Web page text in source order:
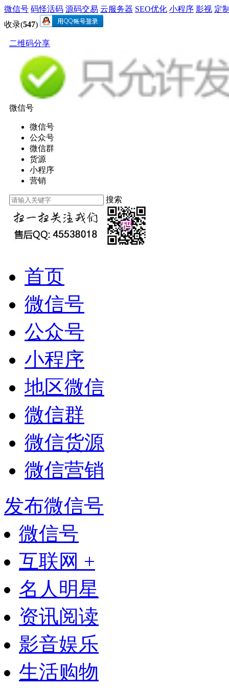
微信号 码怪活码 源码交易 云服务器 SEO优化 小程序 影视 定
收录(547)
二维码分享
微信号
微信号
公众号
微信群
货源
小程序
营销
搜索
首页
微信号
公众号
小程序
地区微信
微信群
微信货源
微信营销
发布微信号
微信号
互联网 +
名人明星
资讯阅读
影音娱乐
生活购物